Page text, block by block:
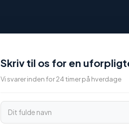
Skriv til os for en
Vi svarer inden for 24 timer på hverdage
Dit fulde navn